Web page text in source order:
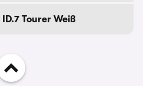
Tourer Weiß